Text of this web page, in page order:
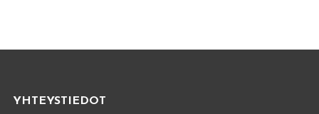
YHTEYSTIEDOT